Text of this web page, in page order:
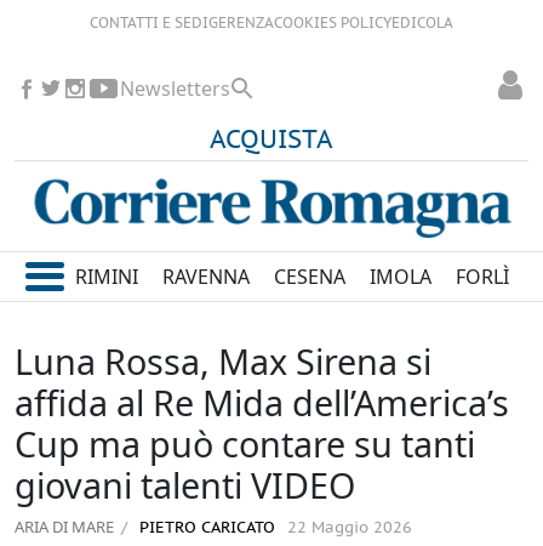
CONTATTI E SEDIGERENZACOOKIES POLICYEDICOLA
ACQUISTA
Newsletters
RIMINI RAVENNA CESENA IMOLA FORLÌ
Luna Rossa, Max Sirena si
affida al Re Mida dell’America’s
Cup ma può contare su tanti
giovani talenti VIDEO
ARIA DI MARE PIETRO CARICATO 22 Maggio 2026